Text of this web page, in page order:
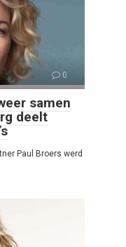
0
samen
deelt
Paul Broers werd